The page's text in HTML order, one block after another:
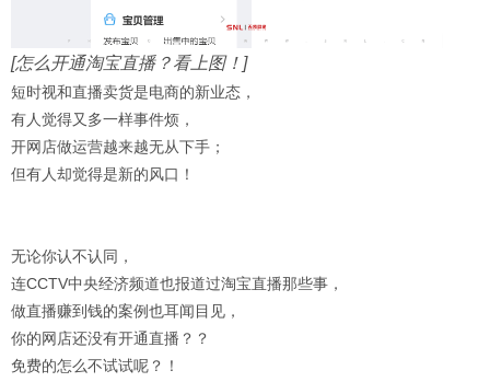
[怎么开通淘宝直播？看上图！]
短时视和直播卖货是电商的新业态，
有人觉得又多一样事件烦，
开网店做运营越来越无从下手；
但有人却觉得是新的风口！
无论你认不认同，
连CCTV中央经济频道也报道过淘宝直播那些事，
做直播赚到钱的案例也耳闻目见，
你的网店还没有开通直播？？
免费的怎么不试试呢？！